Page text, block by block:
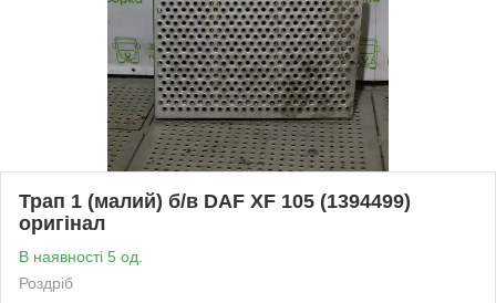
Трап 1 (малий) б/в DAF XF 105 (1394499)
оригінал
В наявності 5 од.
Роздріб